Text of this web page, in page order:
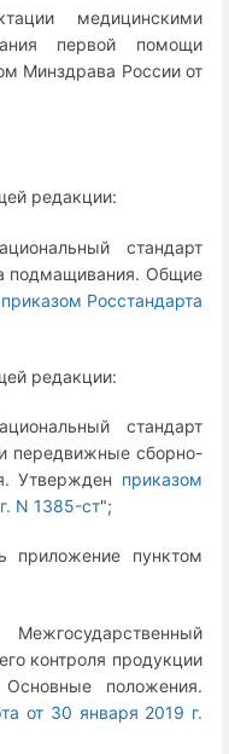
медицинскими
первой помощи
Минздрава России от
редакции:
стандарт
подмащивания. Общие
приказом Росстандарта
редакции:
стандарт
передвижные сборно-
Утвержден приказом
N 1385-ст";
приложение пунктом
контроля продукции
Основные положения.
от 30 января 2019 г.